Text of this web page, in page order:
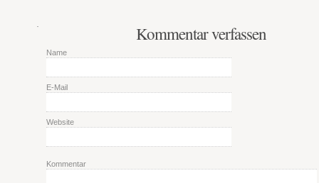
Kommentar verfassen
Name
E-Mail
Website
Kommentar